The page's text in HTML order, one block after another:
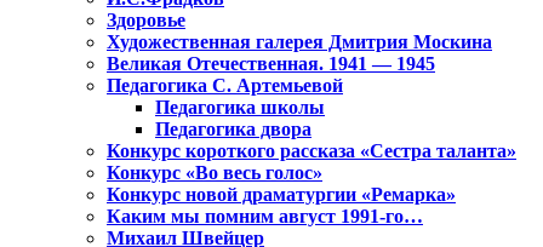
Здоровье
Художественная галерея Дмитрия Москина
Великая Отечественная. 1941 — 1945
Педагогика С. Артемьевой
Педагогика школы
Педагогика двора
Конкурс короткого рассказа «Сестра таланта»
Конкурс «Во весь голос»
Конкурс новой драматургии «Ремарка»
Каким мы помним август 1991-го…
Михаил Швейцер